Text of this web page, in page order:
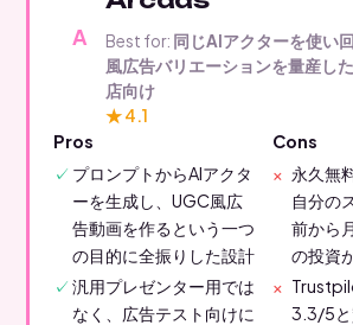
Best for: 同じAIアクターを使い
風広告バリエーションを量産し
店向け
★ 4.1
Pros
プロンプトからAIアクタ
ーを生成し、UGC風広
告動画を作るという一つ
の目的に全振りした設計
汎用プレゼンター用では
なく、広告テスト向けに
Cons
永久無
自分の
前から
の投資
3.3/5と